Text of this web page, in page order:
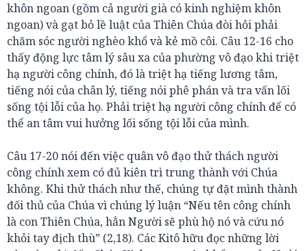
khôn ngoan (gồm cả người già có kinh nghiệm khôn
ngoan) và gạt bỏ lề luật của Thiên Chúa đòi hỏi phải
chăm sóc người nghèo khổ và kẻ mồ côi. Câu 12-16 cho
thấy động lực tâm lý sâu xa của phường vô đạo khi triệt
hạ người công chính, đó là triệt hạ tiếng lương tâm,
tiếng nói của chân lý, tiếng nói phê phán và tra vấn lối
sống tội lỗi của họ. Phải triệt hạ người công chính để có
thể an tâm vui hưởng lối sống tội lỗi của mình.
Câu 17-20 nói đến việc quân vô đạo thử thách người
công chính xem có đủ kiên trì trung thành với Chúa
không. Khi thử thách như thế, chúng tự đặt mình thành
đối thủ của Chúa vì chúng lý luận “Nếu tên công chính
là con Thiên Chúa, hẳn Người sẽ phù hộ nó và cứu nó
khỏi tay địch thù” (2,18). Các Kitô hữu đọc những lời